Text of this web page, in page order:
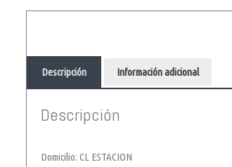
Descripción Información adicional
Descripción
Domicilio: CL ESTACION